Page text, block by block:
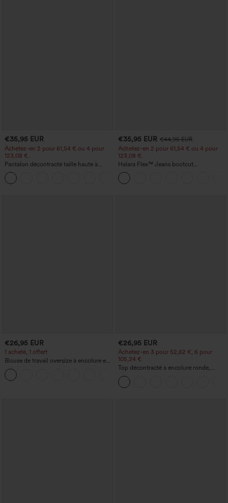
€35,95 EUR
Achetez-en 2 pour 61,54 € ou 4 pour
123,08 €.
Pantalon décontracté taille haute à
jambe droite, effet lin, avec poches
€35,95 EUR €44,95 EUR
Achetez-en 2 pour 61,54 € ou 4 pour
123,08 €.
Halara Flex™ Jeans bootcut
décontractés taille haute, effet délavé,
avec poches
€26,95 EUR
1 acheté, 1 offert
Blouse de travail oversize à encolure en
V, manches courtes, en tissu
anti‑froissage
€26,95 EUR
Achetez-en 3 pour 52,62 €, 6 pour
105,24 €
Top décontracté à encolure ronde,
manches chauve-souris et coupe ample